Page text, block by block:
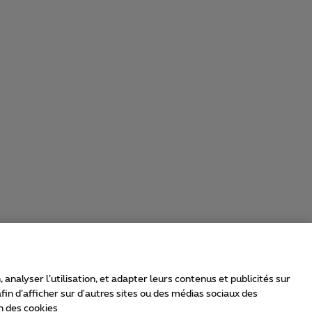
l’utilisation, et adapter leurs contenus et publicités sur
d’afficher sur d'autres sites ou des médias sociaux des
des cookies